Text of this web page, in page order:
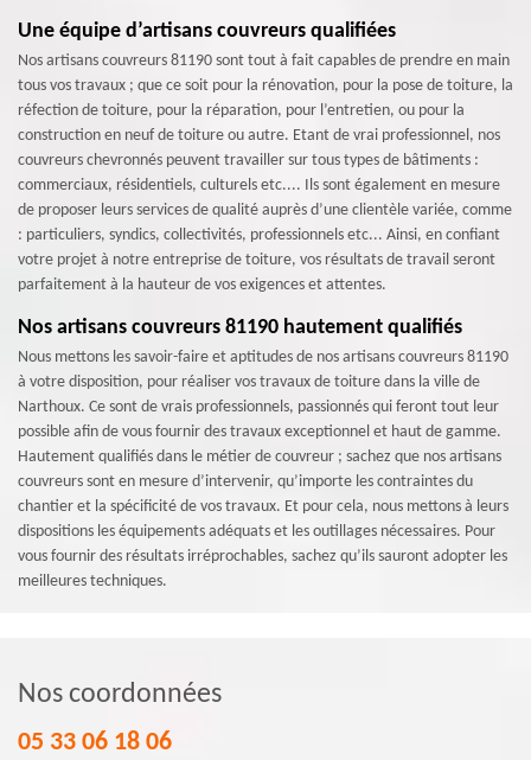
Une équipe d’artisans couvreurs qualifiées
Nos artisans couvreurs 81190 sont tout à fait capables de prendre en main
tous vos travaux ; que ce soit pour la rénovation, pour la pose de toiture, la
réfection de toiture, pour la réparation, pour l’entretien, ou pour la
construction en neuf de toiture ou autre. Etant de vrai professionnel, nos
couvreurs chevronnés peuvent travailler sur tous types de bâtiments :
commerciaux, résidentiels, culturels etc.... Ils sont également en mesure
de proposer leurs services de qualité auprès d’une clientèle variée, comme
: particuliers, syndics, collectivités, professionnels etc... Ainsi, en confiant
votre projet à notre entreprise de toiture, vos résultats de travail seront
parfaitement à la hauteur de vos exigences et attentes.
Nos artisans couvreurs 81190 hautement qualifiés
Nous mettons les savoir-faire et aptitudes de nos artisans couvreurs 81190
à votre disposition, pour réaliser vos travaux de toiture dans la ville de
Narthoux. Ce sont de vrais professionnels, passionnés qui feront tout leur
possible afin de vous fournir des travaux exceptionnel et haut de gamme.
Hautement qualifiés dans le métier de couvreur ; sachez que nos artisans
couvreurs sont en mesure d’intervenir, qu’importe les contraintes du
chantier et la spécificité de vos travaux. Et pour cela, nous mettons à leurs
dispositions les équipements adéquats et les outillages nécessaires. Pour
vous fournir des résultats irréprochables, sachez qu’ils sauront adopter les
meilleures techniques.
Nos coordonnées
05 33 06 18 06